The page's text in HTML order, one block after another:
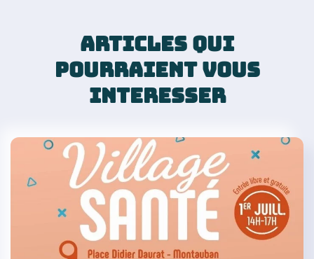
ARTICLES QUI
POURRAIENT VOUS
INTERESSER